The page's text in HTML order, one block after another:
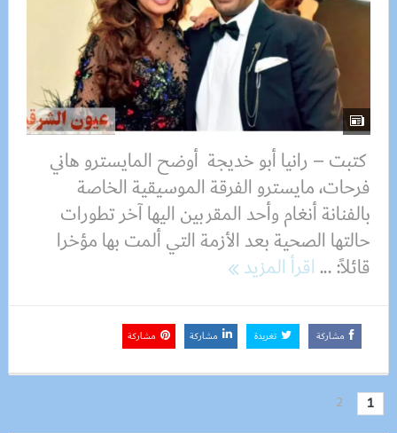
كتبت – رانيا أبو خديجة أوضح المايسترو هاني
فرحات، مايسترو الفرقة الموسيقية الخاصة
بالفنانة أنغام وأحد المقربين اليها آخر تطورات
حالتها الصحية بعد الأزمة التي ألمت بها مؤخرا
قائلاً: ...اقرأ المزيد
مشاركة تغريدة مشاركة مشاركة
1
2